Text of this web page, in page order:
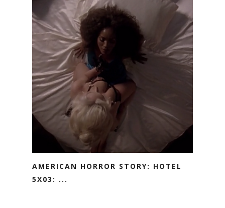
AMERICAN HORROR STORY: HOTEL
5X03: ...